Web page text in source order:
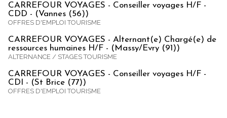
CARREFOUR VOYAGES - Conseiller voyages H/F -
CDD - (Vannes (56))
OFFRES D'EMPLOI TOURISME
CARREFOUR VOYAGES - Alternant(e) Chargé(e) de
ressources humaines H/F - (Massy/Evry (91))
ALTERNANCE / STAGES TOURISME
CARREFOUR VOYAGES - Conseiller voyages H/F -
CDI - (St Brice (77))
OFFRES D'EMPLOI TOURISME